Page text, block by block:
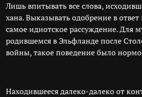
Лишь впитывать все слова,
хана. Выказывать одобрение в
самое идиотское рассуждение. Для
родившемся в Эльфланде после
войны, такое поведение было
Находившееся далеко-далеко от